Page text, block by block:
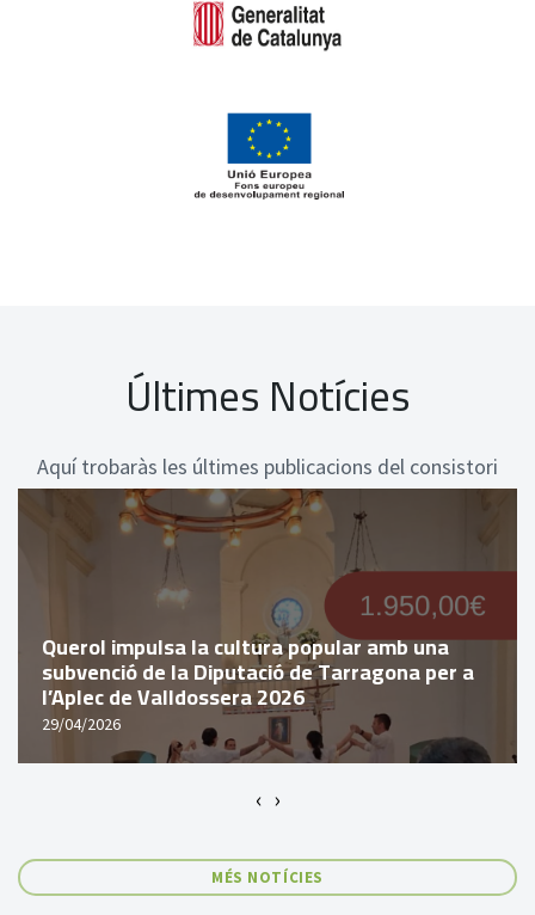
Últimes Notícies
Aquí trobaràs les últimes publicacions del consistori
Querol impulsa la cultura popular amb una
subvenció de la Diputació de Tarragona per a
l’Aplec de Valldossera 2026
29/04/2026
‹ ›
MÉS NOTÍCIES